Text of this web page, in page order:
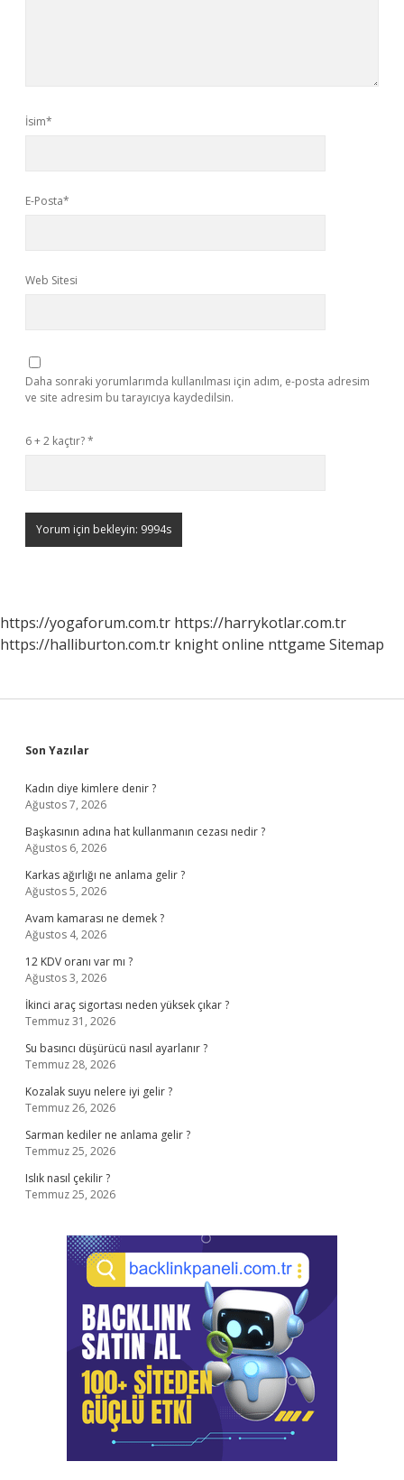
İsim*
E-Posta*
Web Sitesi
Daha sonraki yorumlarımda kullanılması için adım, e-posta adresim
ve site adresim bu tarayıcıya kaydedilsin.
6 + 2 kaçtır?*
https://yogaforum.com.tr https://harrykotlar.com.tr
https://halliburton.com.tr knight online nttgame Sitemap
Sidebar
Son Yazılar
Kadın diye kimlere denir ?
Ağustos 7, 2026
Başkasının adına hat kullanmanın cezası nedir ?
Ağustos 6, 2026
Karkas ağırlığı ne anlama gelir ?
Ağustos 5, 2026
Avam kamarası ne demek ?
Ağustos 4, 2026
12 KDV oranı var mı ?
Ağustos 3, 2026
İkinci araç sigortası neden yüksek çıkar ?
Temmuz 31, 2026
Su basıncı düşürücü nasıl ayarlanır ?
Temmuz 28, 2026
Kozalak suyu nelere iyi gelir ?
Temmuz 26, 2026
Sarman kediler ne anlama gelir ?
Temmuz 25, 2026
Islık nasıl çekilir ?
Temmuz 25, 2026